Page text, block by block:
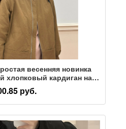
весенняя новинка
хлопковый кардиган на
воротником, хлопковая
для женщин
руб.